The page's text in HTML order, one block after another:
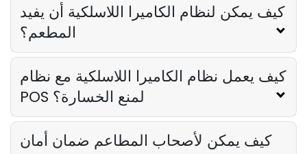
كيف يمكن لنظام الكاميرا اللاسلكية أن يفيد
المطعم؟
كيف يعمل نظام الكاميرا اللاسلكية مع نظام
POS لمنع الخسارة؟
كيف يمكن لأصحاب المطاعم ضمان أمان